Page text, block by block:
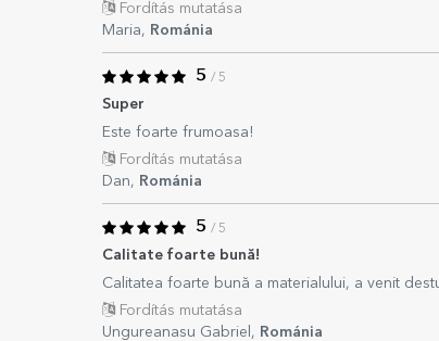
Fordítás mutatása
Maria, Románia
5 / 5
Super
Este foarte frumoasa!
Fordítás mutatása
Dan, Románia
5 / 5
Calitate foarte bună!
Calitatea foarte bună a materialului, a venit
Fordítás mutatása
Ungureanasu Gabriel, Románia